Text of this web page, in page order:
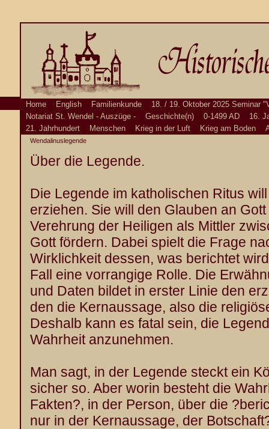
Home English Familienkunde
18. / 19. Oktober 2025 Seminar
Notariat St. Wendel - Auszüge -
Geschichte(n) 0-1499 AD
16.
21. Jahrhundert
Menschen Krieg in der Luft Krieg am Boden
Wendalinuslegende
Über die Legende.
Die Legende im katholischen Ritus
erziehen. Sie will den Glauben an
Verehrung der Heiligen als Mittler
Gott fördern. Dabei spielt die Frage
Wirklichkeit dessen, was berichtet
Fall eine vorrangige Rolle. Die
und Daten bildet in erster Linie den
den die Kernaussage, also die
Deshalb kann es fatal sein, die
Wahrheit anzunehmen.
Man sagt, in der Legende steckt ein
sicher so. Aber worin besteht die
Fakten?, in der Person, über die
nur in der Kernaussage, der